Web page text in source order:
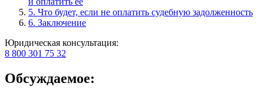
5. Что будет, если не оплатить судебную задолженность
6. Заключение
Юридическая консультация:
8 800 301 75 32
Обсуждаемое: